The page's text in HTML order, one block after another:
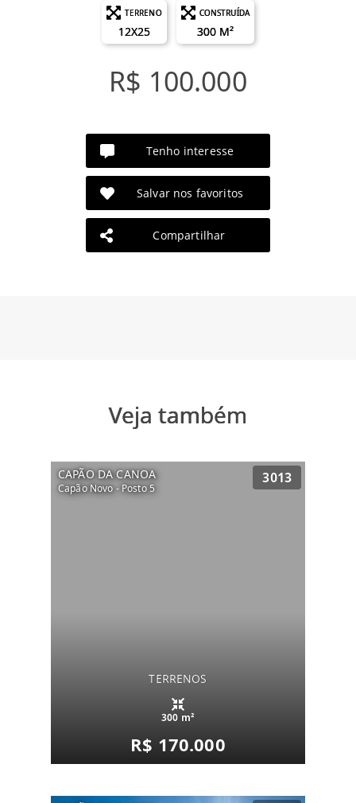
TERRENO
12X25
CONSTRUÍDA
300 M²
R$ 100.000
Tenho interesse
Salvar nos favoritos
Compartilhar
Veja também
CAPÃO DA CANOA
Capão Novo - Posto 5
3013
TERRENOS
300 m²
R$ 170.000